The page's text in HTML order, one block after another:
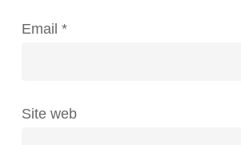
Email *
Site web